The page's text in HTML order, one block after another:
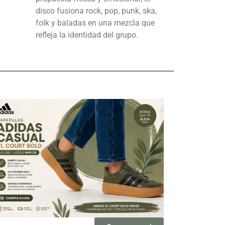
disco fusiona rock, pop, punk, ska,
folk y baladas en una mezcla que
refleja la identidad del grupo.